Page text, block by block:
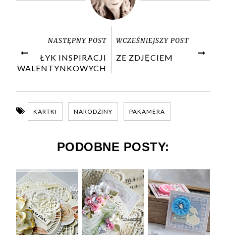
NASTĘPNY POST
ŁYK INSPIRACJI
WALENTYNKOWYCH
WCZEŚNIEJSZY POST
ZE ZDJĘCIEM
KARTKI NARODZINY PAKAMERA
PODOBNE POSTY: